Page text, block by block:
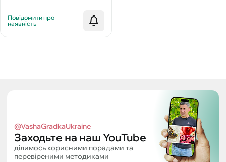
Повідомити про
наявність
@VashaGradkaUkraine
Заходьте на наш YouTube
ділимось корисними порадами та
перевіреними методиками